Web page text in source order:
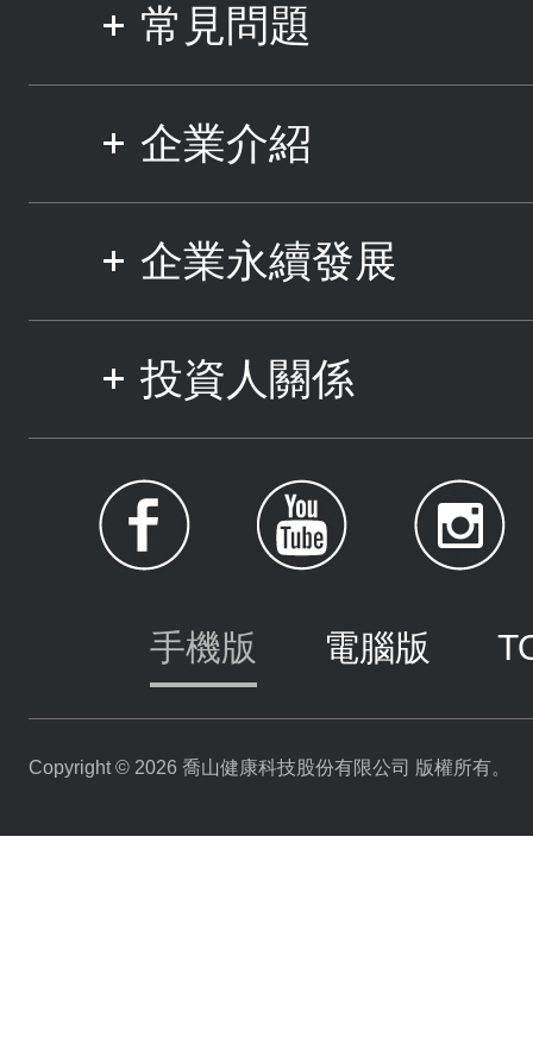
常見問題
企業介紹
企業永續發展
投資人關係
手機版 電腦版
Copyright © 2026 喬山健康科技股份有限公司 版權所有。